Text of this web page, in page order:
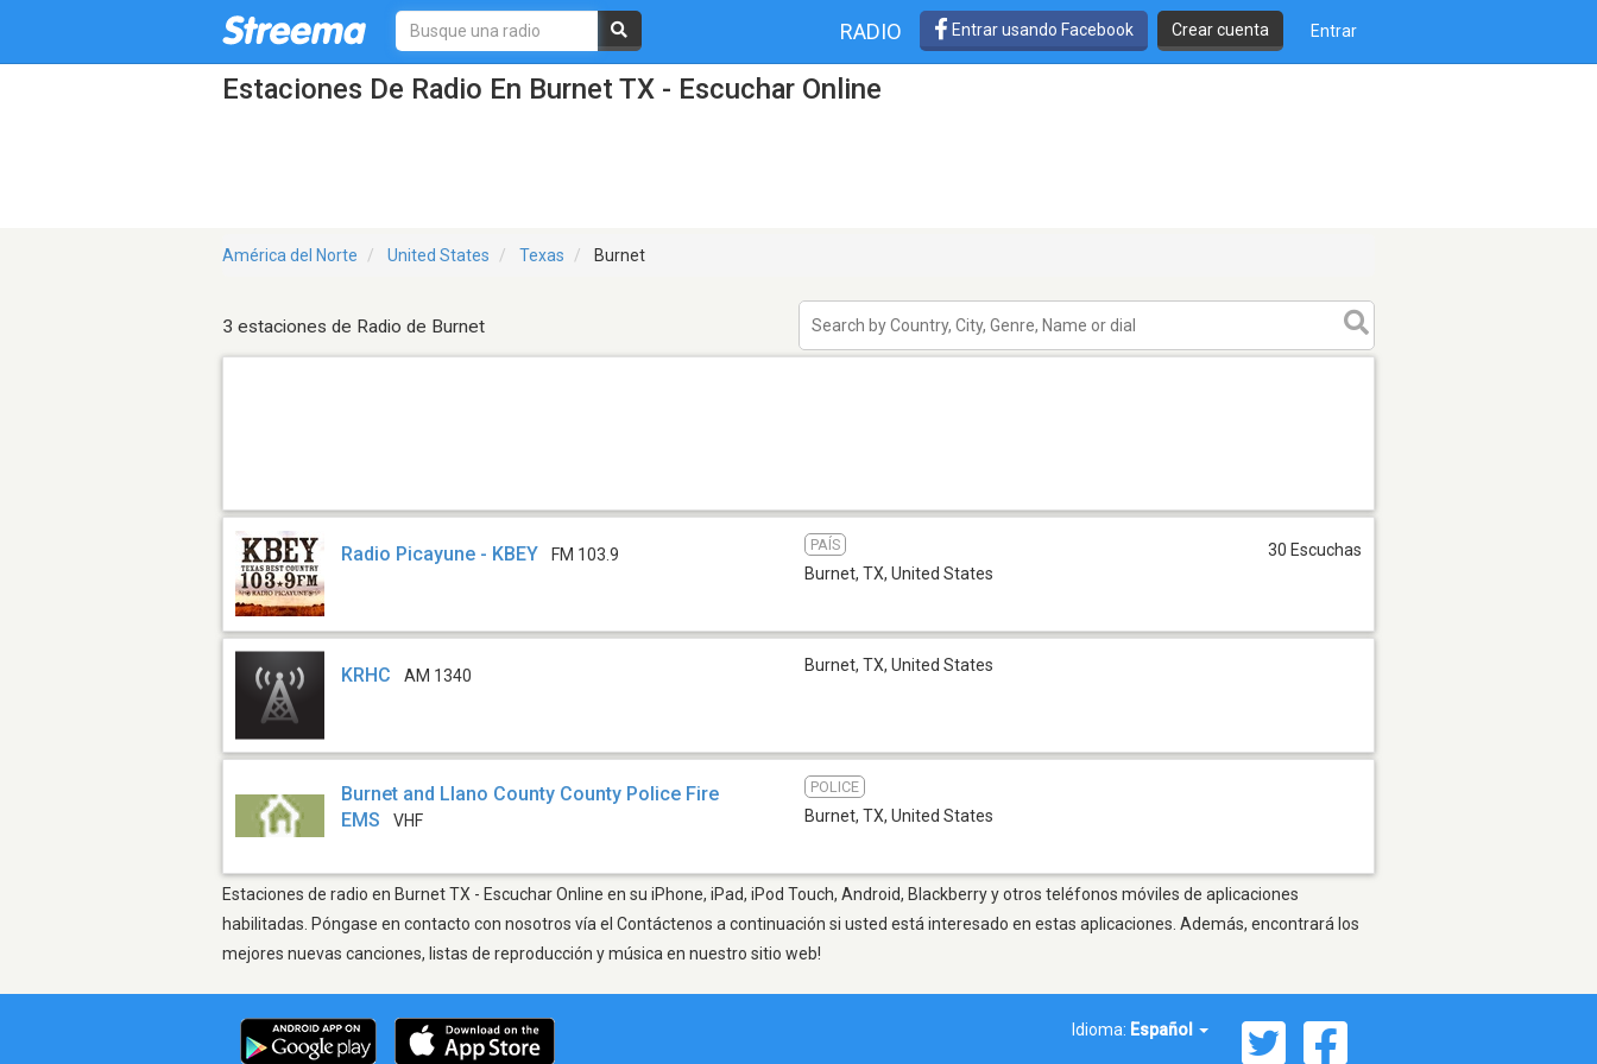
RADIO Entrar usando Facebook Crear cuenta Entrar
Estaciones De Radio En Burnet TX - Escuchar Online
América del Norte United States Texas Burnet
3 estaciones de Radio de Burnet
Radio Picayune - KBEY FM 103.9
PAÍS
Burnet, TX, United States
30 Escuchas
KRHC AM 1340
Burnet, TX, United States
Burnet and Llano County County Police Fire
EMS
VHF
POLICE
Burnet, TX, United States
Estaciones de radio en Burnet TX - Escuchar Online en su iPhone, iPad, iPod Touch, Android, Blackberry y otros teléfonos móviles de aplicaciones
habilitadas. Póngase en contacto con nosotros vía el Contáctenos a continuación si usted está interesado en estas aplicaciones. Además, encontrará los
mejores nuevas canciones, listas de reproducción y música en nuestro sitio web!
Idioma: Español